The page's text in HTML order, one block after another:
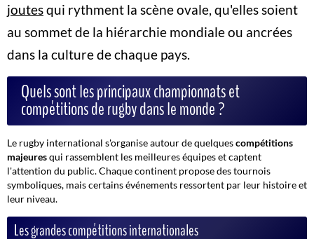
joutesqui rythment la scène ovale, qu'elles soient
au sommet de la hiérarchie mondiale ou ancrées
dans la culture de chaque pays.
Quels sont les principaux championnats et
compétitions de rugby dans le monde ?
Le rugby international s'organise autour de quelquescompétitions
majeuresqui rassemblent les meilleures équipes et captent
l'attention du public. Chaque continent propose des tournois
symboliques, mais certains événements ressortent par leur histoireet
leur niveau.
Les grandes compétitions internationales